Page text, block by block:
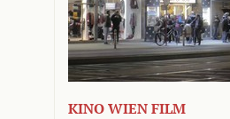
KINO WIEN FILM